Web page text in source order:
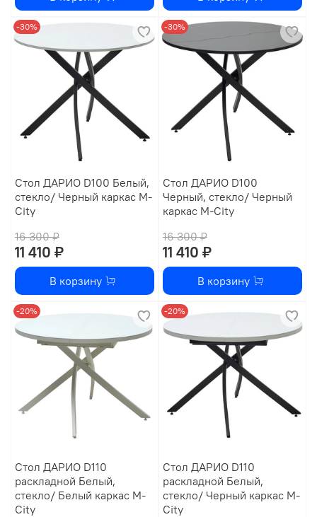
-30%
Стол ДАРИО D100 Белый,
стекло/ Черный каркас М-
City
16 300 ₽
11 410 ₽
В корзину
-30%
Стол ДАРИО D100
Черный, стекло/ Черный
каркас М-City
16 300 ₽
11 410 ₽
В корзину
-20%
Стол ДАРИО D110
раскладной Белый,
стекло/ Белый каркас М-
City
-20%
Стол ДАРИО D110
раскладной Белый,
стекло/ Черный каркас М-
City